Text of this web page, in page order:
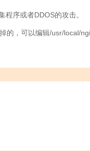
序或者DDOS的攻击。
的，可以编辑/usr/local/